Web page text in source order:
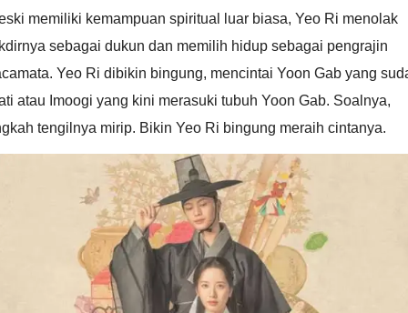
memiliki kemampuan spiritual luar biasa, Yeo Ri menolak
sebagai dukun dan memilih hidup sebagai pengrajin
Yeo Ri dibikin bingung, mencintai Yoon Gab yang
atau Imoogi yang kini merasuki tubuh Yoon Gab. Soalnya,
tengilnya mirip. Bikin Yeo Ri bingung meraih cintanya.